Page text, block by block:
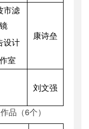
市滤
镜
设计
室
康诗垒
刘文强
（6个）